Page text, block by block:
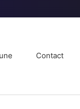
Contact